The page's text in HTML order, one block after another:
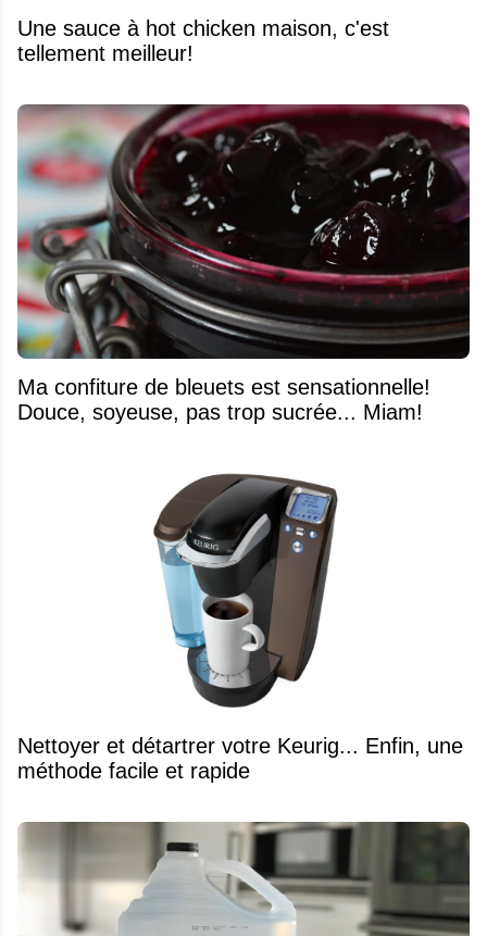
Une sauce à hot chicken maison, c'est
tellement meilleur!
Ma confiture de bleuets est sensationnelle!
Douce, soyeuse, pas trop sucrée... Miam!
Nettoyer et détartrer votre Keurig... Enfin, une
méthode facile et rapide